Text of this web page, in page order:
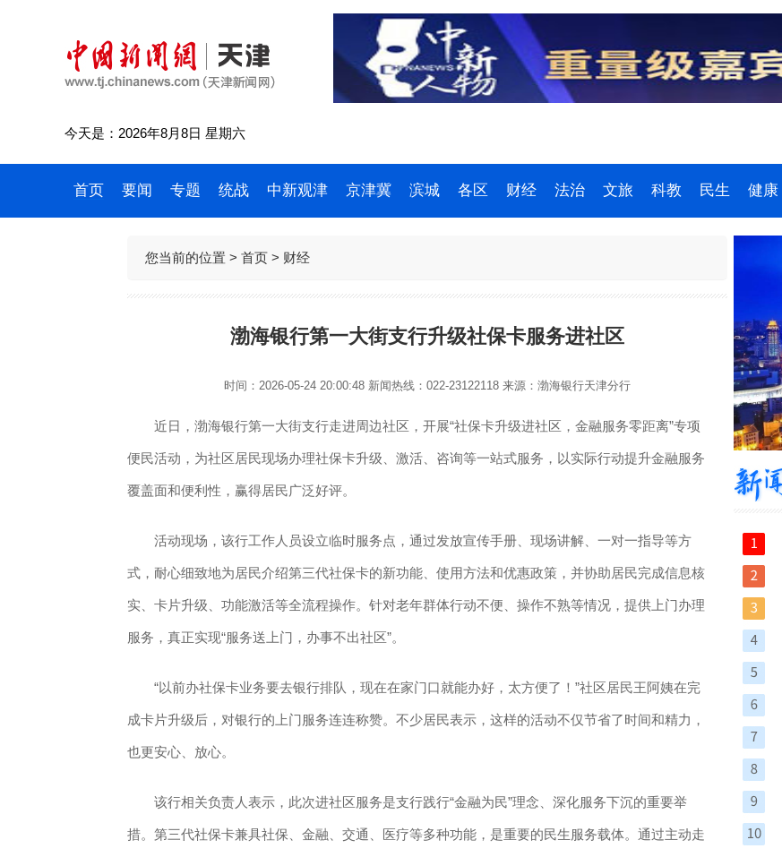
今天是：2026年8月8日 星期六
首页 要闻 专题 统战 中新观津 京津冀 滨城 各区 财经 法治 文旅 科教 民生 健康
您当前的位置 > 首页 > 财经
渤海银行第一大街支行升级社保卡服务进社区
时间：2026-05-24 20:00:48 新闻热线：022-23122118 来源：渤海银行天津分行
近日，渤海银行第一大街支行走进周边社区，开展“社保卡升级进社区，金融服务零距离”专项
便民活动，为社区居民现场办理社保卡升级、激活、咨询等一站式服务，以实际行动提升金融服务
覆盖面和便利性，赢得居民广泛好评。
活动现场，该行工作人员设立临时服务点，通过发放宣传手册、现场讲解、一对一指导等方
式，耐心细致地为居民介绍第三代社保卡的新功能、使用方法和优惠政策，并协助居民完成信息核
实、卡片升级、功能激活等全流程操作。针对老年群体行动不便、操作不熟等情况，提供上门办理
服务，真正实现“服务送上门，办事不出社区”。
“以前办社保卡业务要去银行排队，现在在家门口就能办好，太方便了！”社区居民王阿姨在完
成卡片升级后，对银行的上门服务连连称赞。不少居民表示，这样的活动不仅节省了时间和精力，
也更安心、放心。
该行相关负责人表示，此次进社区服务是支行践行“金融为民”理念、深化服务下沉的重要举
措。第三代社保卡兼具社保、金融、交通、医疗等多种功能，是重要的民生服务载体。通过主动走